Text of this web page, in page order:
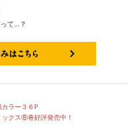
て…？
カラー３６P
ックス⑧巻好評発売中！